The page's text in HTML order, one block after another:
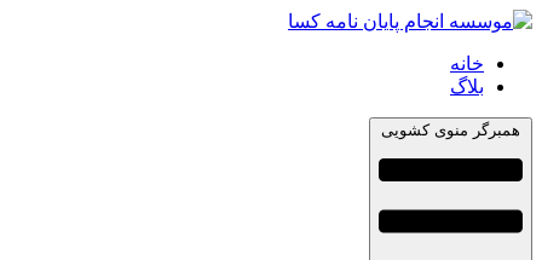
خانه
بلاگ
همبرگر منوی کشویی